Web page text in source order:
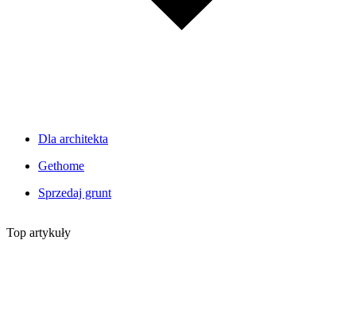
Dla architekta
Gethome
Sprzedaj grunt
Top artykuły